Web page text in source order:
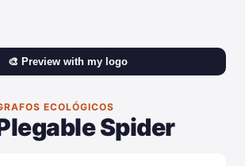
🎨 Preview with my logo
ECOLÓGICOS
Spider